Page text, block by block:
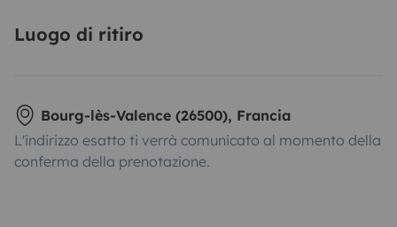
Luogo di ritiro
Bourg-lès-Valence (26500), Francia
L'indirizzo esatto ti verrà comunicato al momento della
conferma della prenotazione.